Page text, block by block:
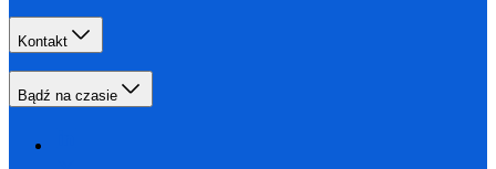
Kontakt
Bądź na czasie